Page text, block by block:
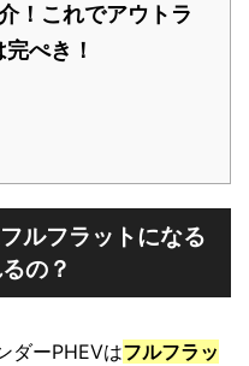
！これでアウトラ
ぺき！
ルフラットになる
の？
ダーPHEVはフルフラッ